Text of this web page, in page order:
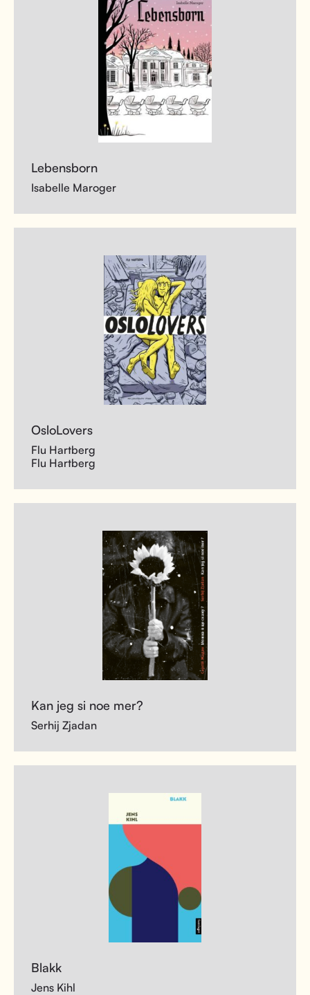
Lebensborn
Isabelle Maroger
OsloLovers
Flu Hartberg
Flu Hartberg
Kan jeg si noe mer?
Serhij Zjadan
Blakk
Jens Kihl